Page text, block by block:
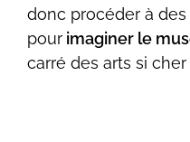
donc procéder à
pour imaginer le
carré des arts si